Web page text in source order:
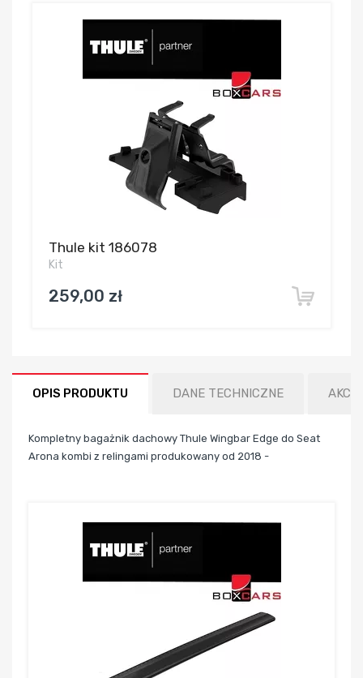
Thule kit 186078
Kit
259,00 zł
OPIS PRODUKTU DANE TECHNICZNE
Kompletny bagażnik dachowy Thule Wingbar Edge do Seat
Arona kombi z relingami produkowany od 2018 -